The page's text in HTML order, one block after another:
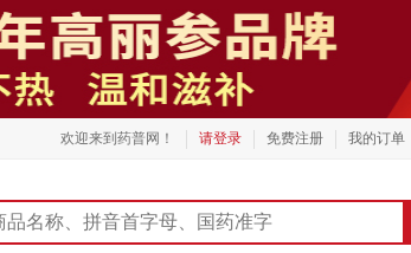
欢迎来到药普网！ 请登录 免费注册 我的订单